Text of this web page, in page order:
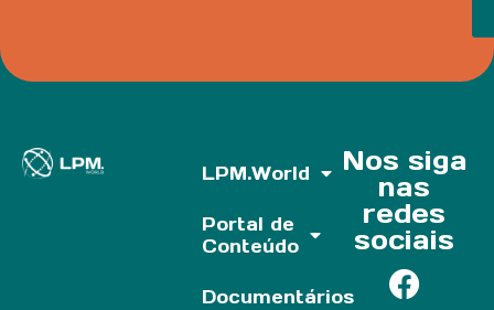
LPM.World
Portal de
Conteúdo
Documentários
Nos siga
nas
redes
sociais